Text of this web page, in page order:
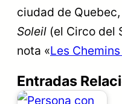
ciudad de
Soleil (el Circo del
nota «Les
Entradas